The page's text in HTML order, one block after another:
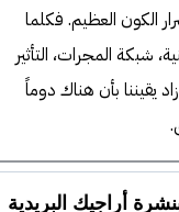
الكون العظيم. فكلما
شبكة المجرات، التأثير
يقيننا بأن هناك دوماً